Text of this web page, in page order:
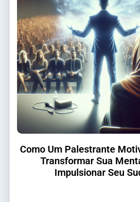
Como Um Palestrante
Transformar Sua
Impulsionar Seu